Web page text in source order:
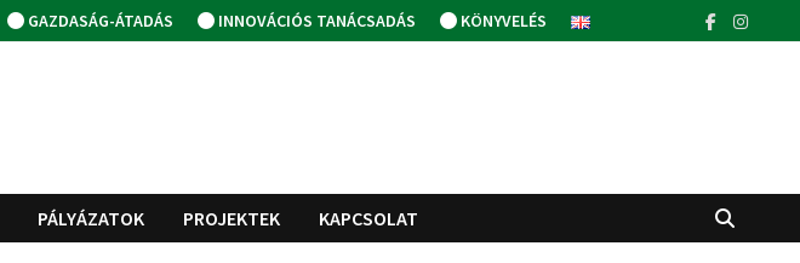
GAZDASÁG-ÁTADÁS INNOVÁCIÓS TANÁCSADÁS KÖNYVELÉS
PÁLYÁZATOK PROJEKTEK KAPCSOLAT